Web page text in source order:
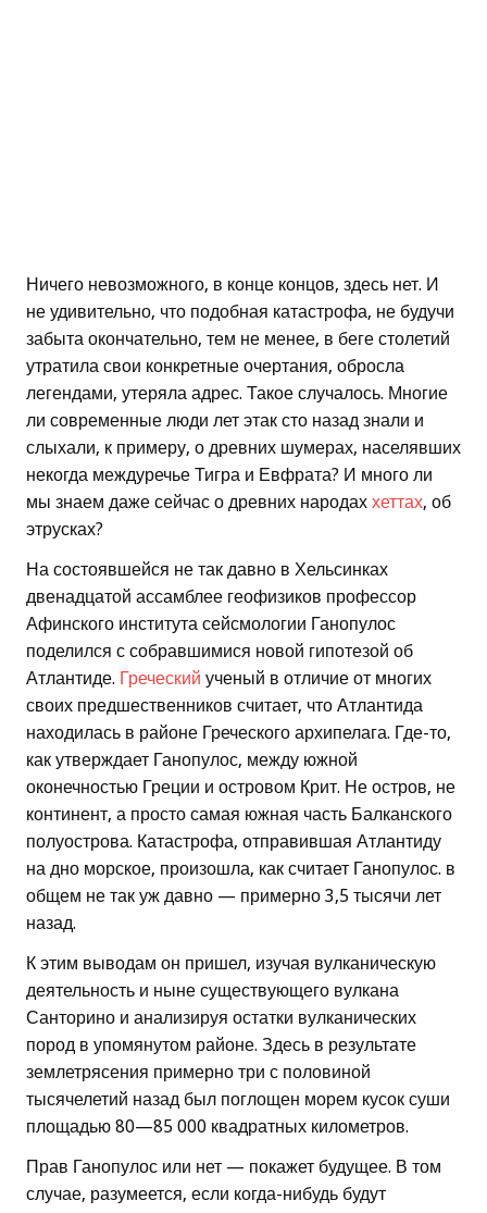
Ничего невозможного, в конце концов, здесь нет. И
не удивительно, что подобная катастрофа, не будучи
забыта окончательно, тем не менее, в беге столетий
утратила свои конкретные очертания, обросла
легендами, утеряла адрес. Такое случалось. Многие
ли современные люди лет этак сто назад знали и
слыхали, к примеру, о древних шумерах, населявших
некогда междуречье Тигра и Евфрата? И много ли
мы знаем даже сейчас о древних народах хеттах, об
этрусках?
На состоявшейся не так давно в Хельсинках
двенадцатой ассамблее геофизиков профессор
Афинского института сейсмологии Ганопулос
поделился с собравшимися новой гипотезой об
Атлантиде. Греческий ученый в отличие от многих
своих предшественников считает, что Атлантида
находилась в районе Греческого архипелага. Где-то,
как утверждает Ганопулос, между южной
оконечностью Греции и островом Крит. Не остров, не
континент, а просто самая южная часть Балканского
полуострова. Катастрофа, отправившая Атлантиду
на дно морское, произошла, как считает Ганопулос. в
общем не так уж давно — примерно 3,5 тысячи лет
назад.
К этим выводам он пришел, изучая вулканическую
деятельность и ныне существующего вулкана
Санторино и анализируя остатки вулканических
пород в упомянутом районе. Здесь в результате
землетрясения примерно три с половиной
тысячелетий назад был поглощен морем кусок суши
площадью 80—85 000 квадратных километров.
Прав Ганопулос или нет — покажет будущее. В том
случае, разумеется, если когда-нибудь будут